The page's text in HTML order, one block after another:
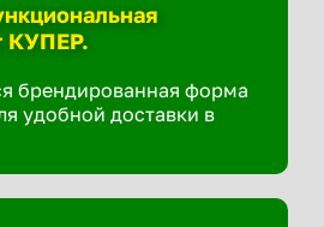
КУПЕР.
брендированная форма
удобной доставки в